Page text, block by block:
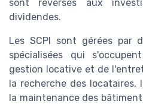
sont reversés aux
dividendes.
Les SCPI sont gérées par
spécialisées qui
gestion locative et de
la recherche des
la maintenance des